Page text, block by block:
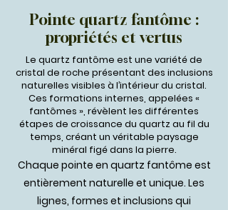
Pointe quartz fantôme :
propriétés et vertus
Le quartz fantôme est une variété de
cristal de roche présentant des inclusions
naturelles visibles à l’intérieur du cristal.
Ces formations internes, appelées «
fantômes », révèlent les différentes
étapes de croissance du quartz au fil du
temps, créant un véritable paysage
minéral figé dans la pierre.
Chaque pointe en quartz fantôme est
entièrement naturelle et unique. Les
lignes, formes et inclusions qui